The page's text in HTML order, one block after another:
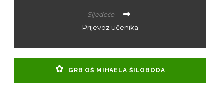
Sljedeće
Prijevoz učenika
GRB OŠ MIHAELA ŠILOBODA